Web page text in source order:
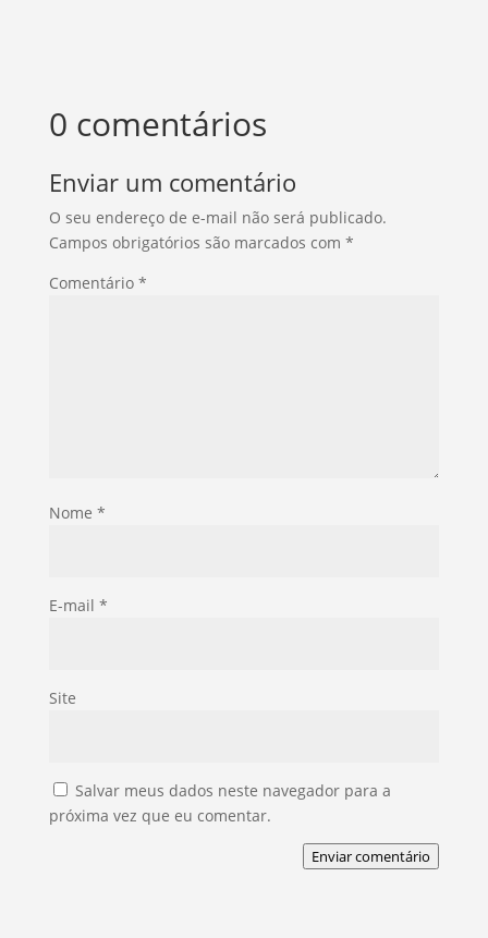
0 comentários
Enviar um comentário
O seu endereço de e-mail não será publicado.
Campos obrigatórios são marcados com *
Comentário *
Nome *
E-mail *
Site
Salvar meus dados neste navegador para a
próxima vez que eu comentar.
Enviar comentário